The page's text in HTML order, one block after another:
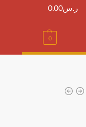
ر.س0.00
0